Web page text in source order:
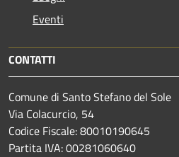
Eventi
CONTATTI
Comune di Santo Stefano del Sole
Via Colacurcio, 54
Codice Fiscale: 80010190645
Partita IVA: 00281060640